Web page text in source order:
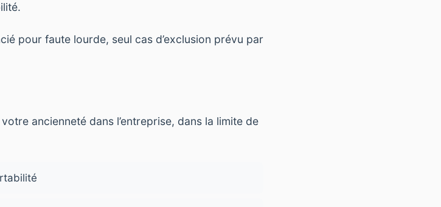
pour faute lourde, seul cas d’exclusion prévu par
ancienneté dans l’entreprise, dans la limite de